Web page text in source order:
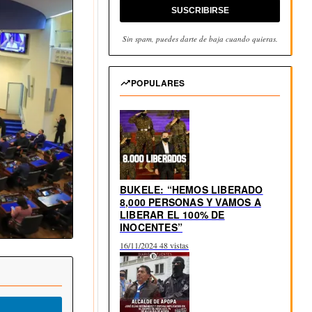
SUSCRIBIRSE
Sin spam, puedes darte de baja cuando quieras.
POPULARES
BUKELE: “HEMOS LIBERADO
8,000 PERSONAS Y VAMOS A
LIBERAR EL 100% DE
INOCENTES”
16/11/202448 vistas